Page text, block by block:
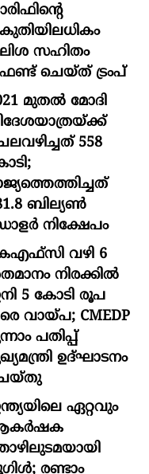
സഹിതം
ചെയ്ത് ട്രംപ്
മുതൽ മോദി
558
ബില്യൺ
നിക്ഷേപം
വഴി 6
നിരക്കിൽ
5 കോടി രൂപ
വായ്പ; CMEDP
പതിപ്പ്
ഉദ്ഘാടനം
ഏറ്റവും
രണ്ടാം